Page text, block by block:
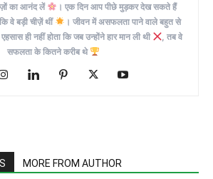
का आनंद लें
। एक दिन आप पीछे मुड़कर देख सकते हैं
वे बड़ी चीज़ें थीं
। जीवन में असफलता पाने वाले बहुत से
ही नहीं होता कि जब उन्होंने हार मान ली थी
, तब वे
सफलता के कितने करीब थे
MORE FROM AUTHOR